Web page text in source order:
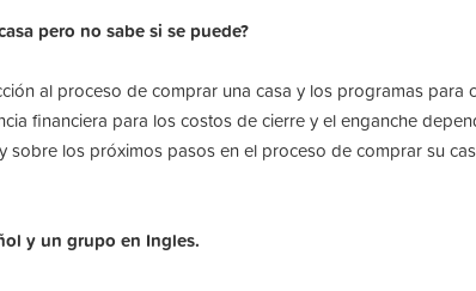
pero no sabe si se puede?
al proceso de comprar una casa y los programas
financiera para los costos de cierre y el enganche
los próximos pasos en el proceso de comprar su
y un grupo en Ingles.